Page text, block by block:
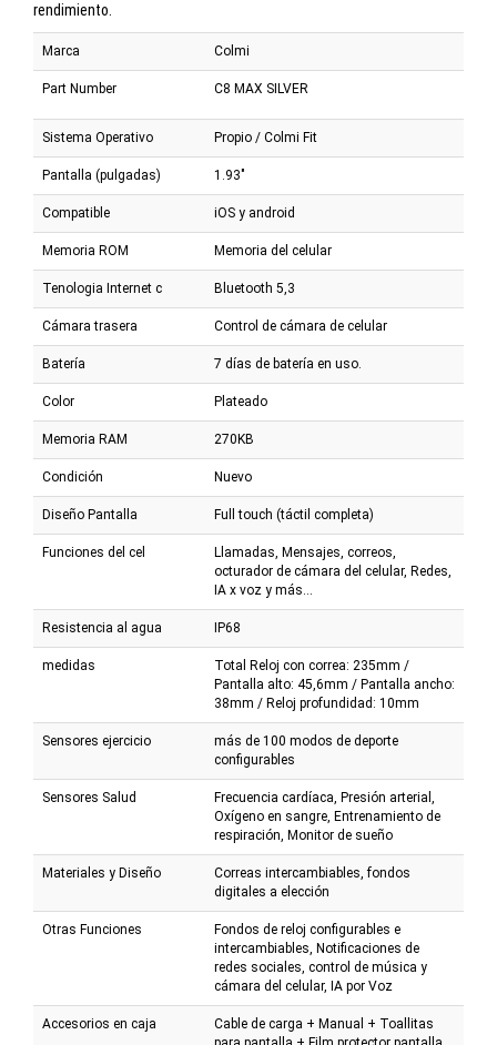
rendimiento.
Marca Colmi
Part Number C8 MAX SILVER
Sistema Operativo Propio / Colmi Fit
Pantalla (pulgadas) 1.93"
Compatible iOS y android
Memoria ROM Memoria del celular
Tenologia Internet c Bluetooth 5,3
Cámara trasera Control de cámara de celular
Batería 7 días de batería en uso.
Color Plateado
Memoria RAM 270KB
Condición Nuevo
Diseño Pantalla Full touch (táctil completa)
Funciones del cel
Llamadas, Mensajes, correos,
octurador de cámara del celular, Redes,
IA x voz y más...
Resistencia al agua IP68
medidas
Total Reloj con correa: 235mm /
Pantalla alto: 45,6mm / Pantalla ancho:
38mm / Reloj profundidad: 10mm
Sensores ejercicio
más de 100 modos de deporte
configurables
Sensores Salud
Frecuencia cardíaca, Presión arterial,
Oxígeno en sangre, Entrenamiento de
respiración, Monitor de sueño
Materiales y Diseño
Correas intercambiables, fondos
digitales a elección
Otras Funciones
Fondos de reloj configurables e
intercambiables, Notificaciones de
redes sociales, control de música y
cámara del celular, IA por Voz
Accesorios en caja
Cable de carga + Manual + Toallitas